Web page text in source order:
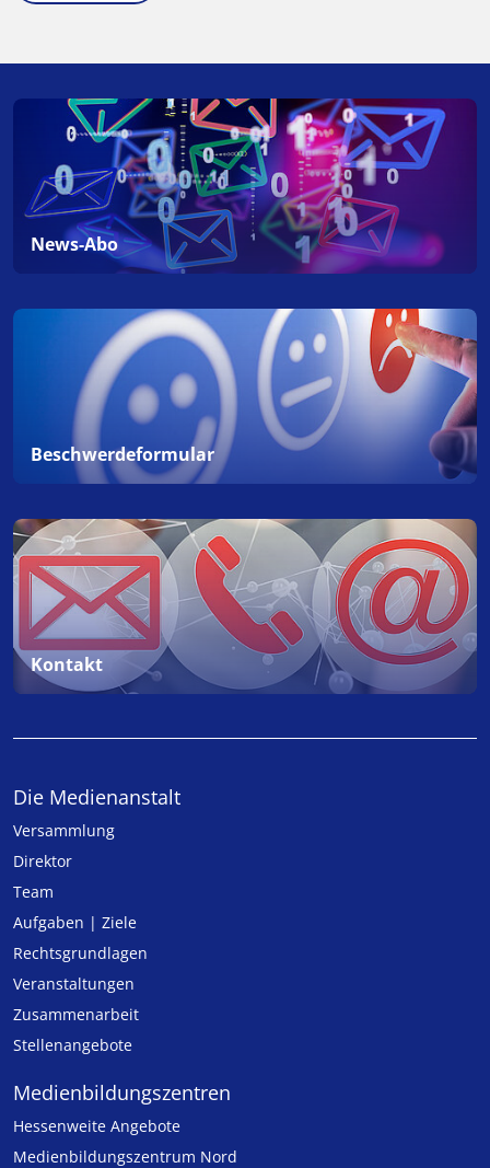
News-Abo
Beschwerdeformular
Kontakt
Die Medienanstalt
Versammlung
Direktor
Team
Aufgaben | Ziele
Rechtsgrundlagen
Veranstaltungen
Zusammenarbeit
Stellenangebote
Medien­bildungs­zentren
Hessenweite Angebote
Medienbildungszentrum Nord